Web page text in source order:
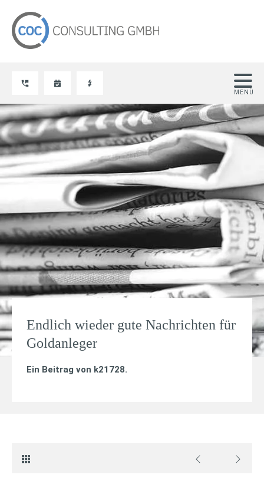
Endlich wieder gute Nachrichten für
Goldanleger
Ein Beitrag von k21728.